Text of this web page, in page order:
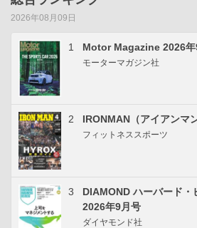
2026年08月09日
1 Motor Magazine 2026年
モーターマガジン社
2 IRONMAN（アイアンマ
フィットネススポーツ
3
DIAMOND ハーバード・
2026年9月号
ダイヤモンド社